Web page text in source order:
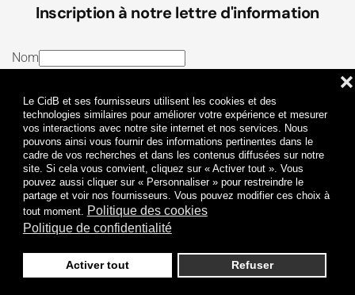
Le CidB et ses fournisseurs utilisent les cookies et des
technologies similaires pour améliorer votre expérience et mesurer
vos interactions avec notre site internet et nos services. Nous
pouvons ainsi vous fournir des informations pertinentes dans le
cadre de vos recherches et dans les contenus diffusées sur notre
site. Si cela vous convient, cliquez sur « Activer tout ». Vous
pouvez aussi cliquer sur « Personnaliser » pour restreindre le
partage et voir nos fournisseurs. Vous pouvez modifier ces choix à
tout moment. Politique des cookies
Politique de confidentialité
Activer tout Refuser
❌
Inscription à notre lettre d'information
Nom
J’ai lu et j’accepte lesTermes et conditionset la
Politique de confidentialité
Je m'abonne